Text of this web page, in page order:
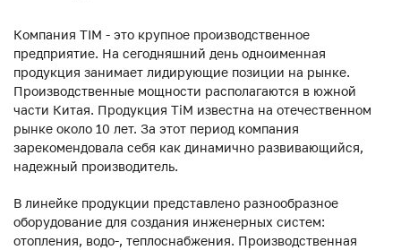
Компания TIM - это крупное производственное
предприятие. На сегодняшний день одноименная
продукция занимает лидирующие позиции на рынке.
Производственные мощности располагаются в южной
части Китая. Продукция ТiM известна на отечественном
рынке около 10 лет. За этот период компания
зарекомендовала себя как динамично развивающийся,
надежный производитель.
В линейке продукции представлено разнообразное
оборудование для создания инженерных систем:
отопления, водо-, теплоснабжения. Производственная